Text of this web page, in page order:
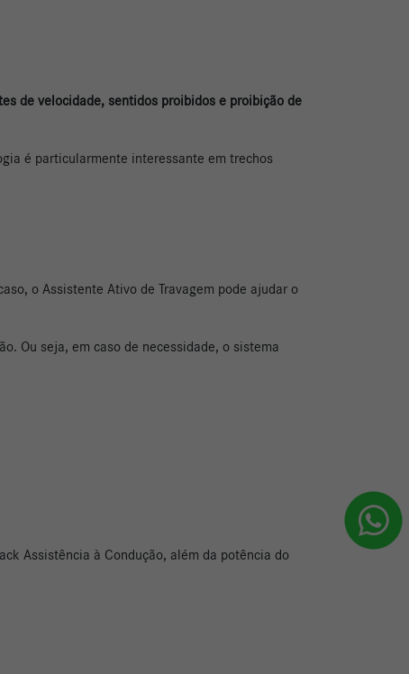
de velocidade, sentidos proibidos e proibição de
é particularmente interessante em trechos
o Assistente Ativo de Travagem pode ajudar o
Ou seja, em caso de necessidade, o sistema
Assistência à Condução, além da potência do